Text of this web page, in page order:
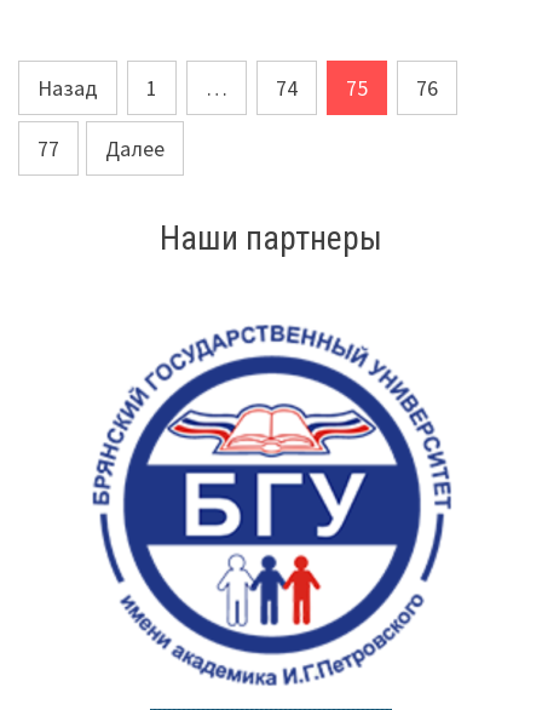
Навигация
по
записям
Назад 1 … 74 75 76
77 Далее
Наши партнеры